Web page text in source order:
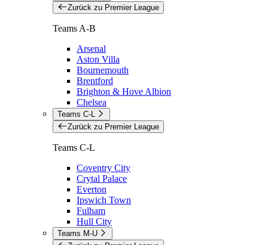
Zurück zu Premier League
Teams A-B
Arsenal
Aston Villa
Bournemouth
Brentford
Brighton & Hove Albion
Chelsea
Teams C-L
Zurück zu Premier League
Teams C-L
Coventry City
Crytal Palace
Everton
Ipswich Town
Fulham
Hull City
Teams M-U